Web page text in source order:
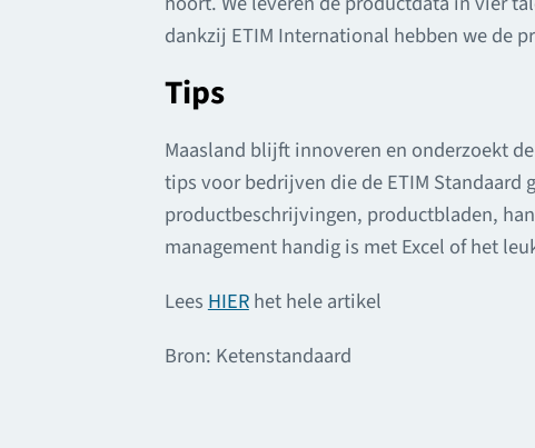
dankzij ETIM International hebben we de
Tips
Maasland blijft innoveren en onderzoekt
tips voor bedrijven die de ETIM
productbeschrijvingen, productbladen,
management handig is met Excel of het
Lees HIERhet hele artikel
Bron: Ketenstandaard